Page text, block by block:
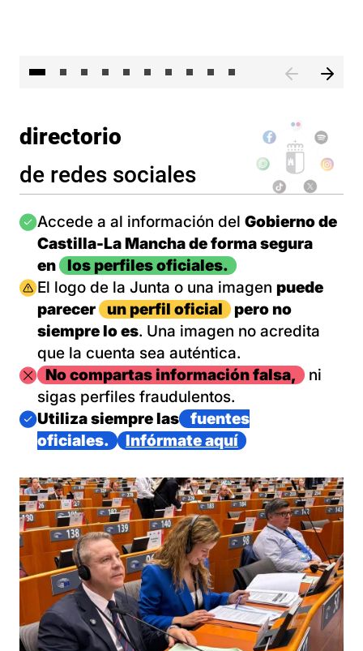
directorio
de redes sociales
Imagen
Accede a al información del Gobierno de
Castilla-La Mancha de forma segura
en
los perfiles oficiales.
Imagen
El logo de la Junta o una imagen puede
parecer
un perfil oficial
pero no
siempre lo es. Una imagen no acredita
que la cuenta sea auténtica.
ImagenNo compartas información falsa,
ni
sigas perfiles fraudulentos.
Imagen
Utiliza siempre las
fuentes
oficiales.
Infórmate aquí